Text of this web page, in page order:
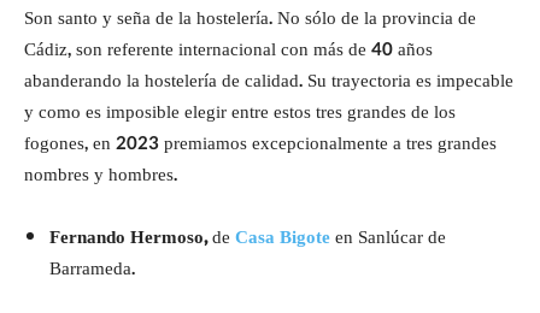
Son santo y seña de la hostelería. No sólo de la provincia de
Cádiz, son referente internacional con más de 40 años
abanderando la hostelería de calidad. Su trayectoria es impecable
y como es imposible elegir entre estos tres grandes de los
fogones, en 2023 premiamos excepcionalmente a tres grandes
nombres y hombres.
Fernando Hermoso,deCasa Bigoteen Sanlúcar de
Barrameda.